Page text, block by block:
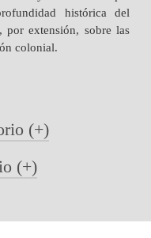
histórica del
por extensión, sobre las
colonial.
compartirá el
con curadores,
(+)
de identidad y
Mama Coca:
(+)
cultural.